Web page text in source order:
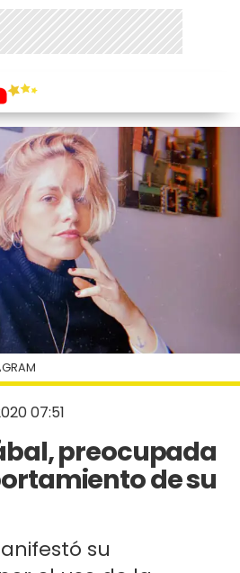
07:51
preocupada
de su
su